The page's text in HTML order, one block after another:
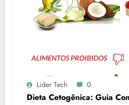
Lider Tech 0
Dieta Cetogênica: Guia